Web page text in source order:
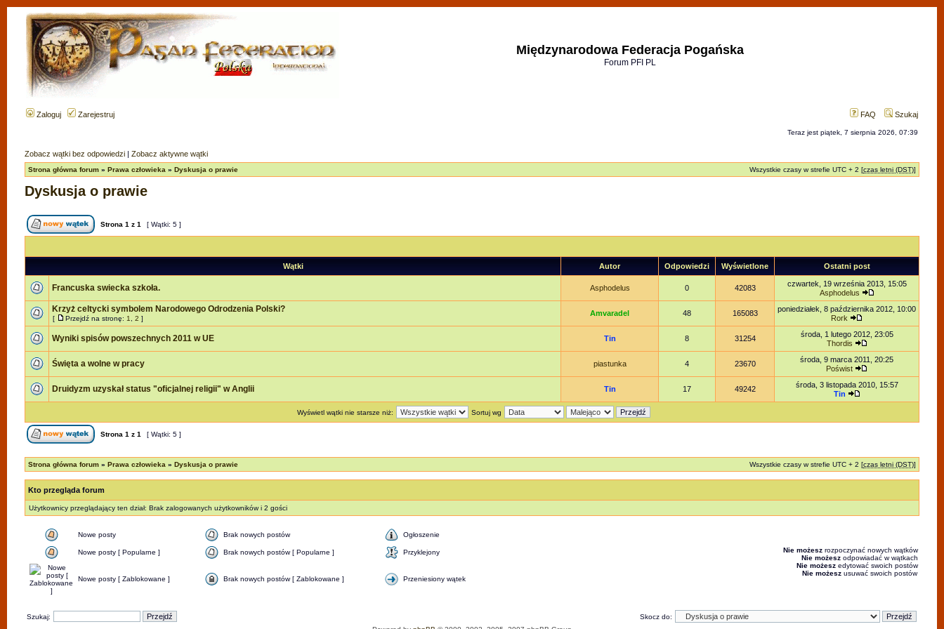
Międzynarodowa Federacja Pogańska
Forum PFI PL
Zaloguj Zarejestruj FAQ Szukaj
Teraz jest piątek, 7 sierpnia 2026, 07:39
Zobacz wątki bez odpowiedzi | Zobacz aktywne wątki
Strona główna forum » Prawa człowieka » Dyskusja o prawie Wszystkie czasy w strefie UTC + 2 [czas letni (DST)]
Dyskusja o prawie
Strona 1 z 1 [ Wątki: 5 ]
Wątki Autor Odpowiedzi Wyświetlone Ostatni post
Francuska swiecka szkoła. Asphodelus 0 42083
czwartek, 19 września 2013, 15:05
Asphodelus
Krzyż celtycki symbolem Narodowego Odrodzenia Polski?
[ Przejdź na stronę: 1 2 ]
Amvaradel 48 165083
poniedziałek, 8 października 2012, 10:00
Rork
Wyniki spisów powszechnych 2011 w UE Tin 8 31254
środa, 1 lutego 2012, 23:05
Thordis
Święta a wolne w pracy piastunka 4 23670
środa, 9 marca 2011, 20:25
Poświst
Druidyzm uzyskał status "oficjalnej religii" w Anglii Tin 17 49242
środa, 3 listopada 2010, 15:57
Tin
Wyświetl wątki nie starsze niż: Sortuj wg
Strona 1 z 1 [ Wątki: 5 ]
Strona główna forum » Prawa człowieka » Dyskusja o prawie Wszystkie czasy w strefie UTC + 2 [czas letni (DST)]
Kto przegląda forum
Użytkownicy przeglądający ten dział: Brak zalogowanych użytkowników i 2 gości
Nowe posty Brak nowych postów Ogłoszenie
Nowe posty [ Popularne ] Brak nowych postów [ Popularne ] Przyklejony
Nowe posty [ Zablokowane ] Brak nowych postów [ Zablokowane ] Przeniesiony wątek
Nie możesz rozpoczynać nowych wątków
Nie możesz odpowiadać w wątkach
Nie możesz edytować swoich postów
Nie możesz usuwać swoich postów
Szukaj:
Skocz do: